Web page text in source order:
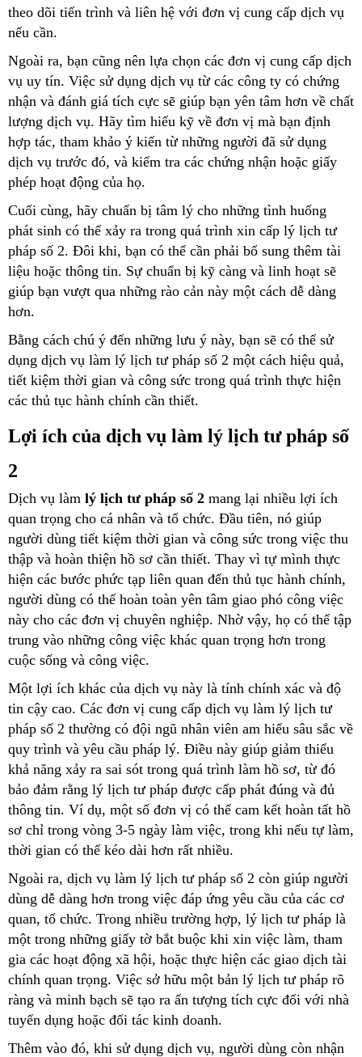
theo dõi tiến trình và liên hệ với đơn vị cung cấp dịch vụ
nếu cần.
Ngoài ra, bạn cũng nên lựa chọn các đơn vị cung cấp dịch
vụ uy tín. Việc sử dụng dịch vụ từ các công ty có chứng
nhận và đánh giá tích cực sẽ giúp bạn yên tâm hơn về chất
lượng dịch vụ. Hãy tìm hiểu kỹ về đơn vị mà bạn định
hợp tác, tham khảo ý kiến từ những người đã sử dụng
dịch vụ trước đó, và kiểm tra các chứng nhận hoặc giấy
phép hoạt động của họ.
Cuối cùng, hãy chuẩn bị tâm lý cho những tình huống
phát sinh có thể xảy ra trong quá trình xin cấp lý lịch tư
pháp số 2. Đôi khi, bạn có thể cần phải bổ sung thêm tài
liệu hoặc thông tin. Sự chuẩn bị kỹ càng và linh hoạt sẽ
giúp bạn vượt qua những rào cản này một cách dễ dàng
hơn.
Bằng cách chú ý đến những lưu ý này, bạn sẽ có thể sử
dụng dịch vụ làm lý lịch tư pháp số 2 một cách hiệu quả,
tiết kiệm thời gian và công sức trong quá trình thực hiện
các thủ tục hành chính cần thiết.
Lợi ích của dịch vụ làm lý lịch tư pháp số
2
Dịch vụ làm lý lịch tư pháp số 2 mang lại nhiều lợi ích
quan trọng cho cá nhân và tổ chức. Đầu tiên, nó giúp
người dùng tiết kiệm thời gian và công sức trong việc thu
thập và hoàn thiện hồ sơ cần thiết. Thay vì tự mình thực
hiện các bước phức tạp liên quan đến thủ tục hành chính,
người dùng có thể hoàn toàn yên tâm giao phó công việc
này cho các đơn vị chuyên nghiệp. Nhờ vậy, họ có thể tập
trung vào những công việc khác quan trọng hơn trong
cuộc sống và công việc.
Một lợi ích khác của dịch vụ này là tính chính xác và độ
tin cậy cao. Các đơn vị cung cấp dịch vụ làm lý lịch tư
pháp số 2 thường có đội ngũ nhân viên am hiểu sâu sắc về
quy trình và yêu cầu pháp lý. Điều này giúp giảm thiểu
khả năng xảy ra sai sót trong quá trình làm hồ sơ, từ đó
bảo đảm rằng lý lịch tư pháp được cấp phát đúng và đủ
thông tin. Ví dụ, một số đơn vị có thể cam kết hoàn tất hồ
sơ chỉ trong vòng 3-5 ngày làm việc, trong khi nếu tự làm,
thời gian có thể kéo dài hơn rất nhiều.
Ngoài ra, dịch vụ làm lý lịch tư pháp số 2 còn giúp người
dùng dễ dàng hơn trong việc đáp ứng yêu cầu của các cơ
quan, tổ chức. Trong nhiều trường hợp, lý lịch tư pháp là
một trong những giấy tờ bắt buộc khi xin việc làm, tham
gia các hoạt động xã hội, hoặc thực hiện các giao dịch tài
chính quan trọng. Việc sở hữu một bản lý lịch tư pháp rõ
ràng và minh bạch sẽ tạo ra ấn tượng tích cực đối với nhà
tuyển dụng hoặc đối tác kinh doanh.
Thêm vào đó, khi sử dụng dịch vụ, người dùng còn nhận